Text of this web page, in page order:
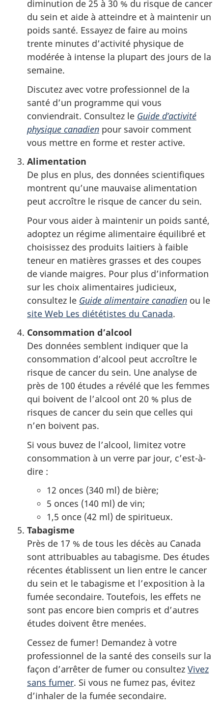
diminution de 25 à 30 % du risque de cancer
du sein et aide à atteindre et à maintenir un
poids santé. Essayez de faire au moins
trente minutes d’activité physique de
modérée à intense la plupart des jours de la
semaine.
Discutez avec votre professionnel de la
santé d’un programme qui vous
conviendrait. Consultez le Guide d’activité
physique canadien pour savoir comment
vous mettre en forme et rester active.
Alimentation
De plus en plus, des données scientifiques
montrent qu’une mauvaise alimentation
peut accroître le risque de cancer du sein.
Pour vous aider à maintenir un poids santé,
adoptez un régime alimentaire équilibré et
choisissez des produits laitiers à faible
teneur en matières grasses et des coupes
de viande maigres. Pour plus d’information
sur les choix alimentaires judicieux,
consultez le Guide alimentaire canadien ou le
site Web Les diététistes du Canada.
Consommation d’alcool
Des données semblent indiquer que la
consommation d’alcool peut accroître le
risque de cancer du sein. Une analyse de
près de 100 études a révélé que les femmes
qui boivent de l’alcool ont 20 % plus de
risques de cancer du sein que celles qui
n’en boivent pas.
Si vous buvez de l’alcool, limitez votre
consommation à un verre par jour, c’est-à-
dire :
12 onces (340 ml) de bière;
5 onces (140 ml) de vin;
1,5 once (42 ml) de spiritueux.
Tabagisme
Près de 17 % de tous les décès au Canada
sont attribuables au tabagisme. Des études
récentes établissent un lien entre le cancer
du sein et le tabagisme et l’exposition à la
fumée secondaire. Toutefois, les effets ne
sont pas encore bien compris et d’autres
études doivent être menées.
Cessez de fumer! Demandez à votre
professionnel de la santé des conseils sur la
façon d’arrêter de fumer ou consultez Vivez
sans fumer. Si vous ne fumez pas, évitez
d’inhaler de la fumée secondaire.